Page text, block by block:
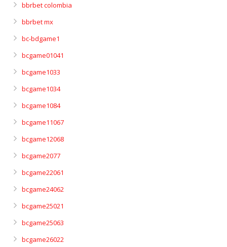
bbrbet colombia
bbrbet mx
bc-bdgame1
bcgame01041
bcgame1033
bcgame1034
bcgame1084
bcgame11067
bcgame12068
bcgame2077
bcgame22061
bcgame24062
bcgame25021
bcgame25063
bcgame26022